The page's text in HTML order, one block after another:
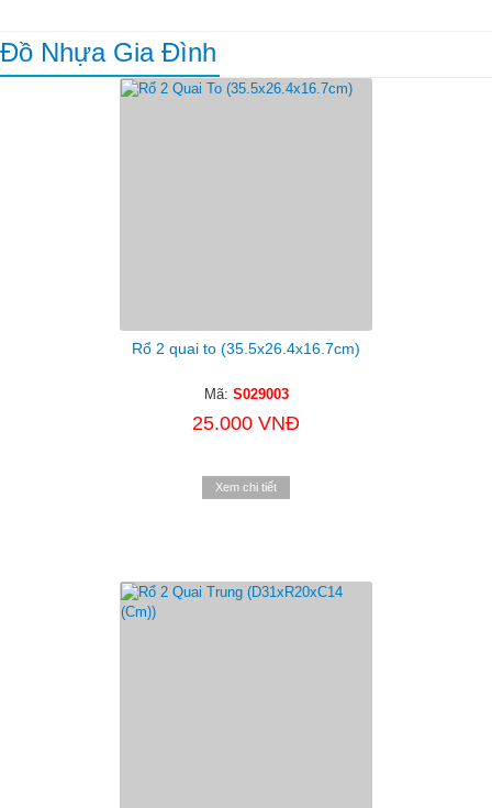
Đồ Nhựa Gia Đình
Rổ 2 quai to (35.5x26.4x16.7cm)
Mã: S029003
25.000 VNĐ
Xem chi tiết